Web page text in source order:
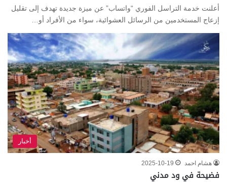
أعلنت خدمة التراسل الفوري “واتساب” عن ميزة جديدة تهدف إلى تقليل
إزعاج المستخدمين من الرسائل العشوائية، سواء من الأفراد أو…
أخبار
هشام احمد 2025-10-19
فضيحة في ود مدني